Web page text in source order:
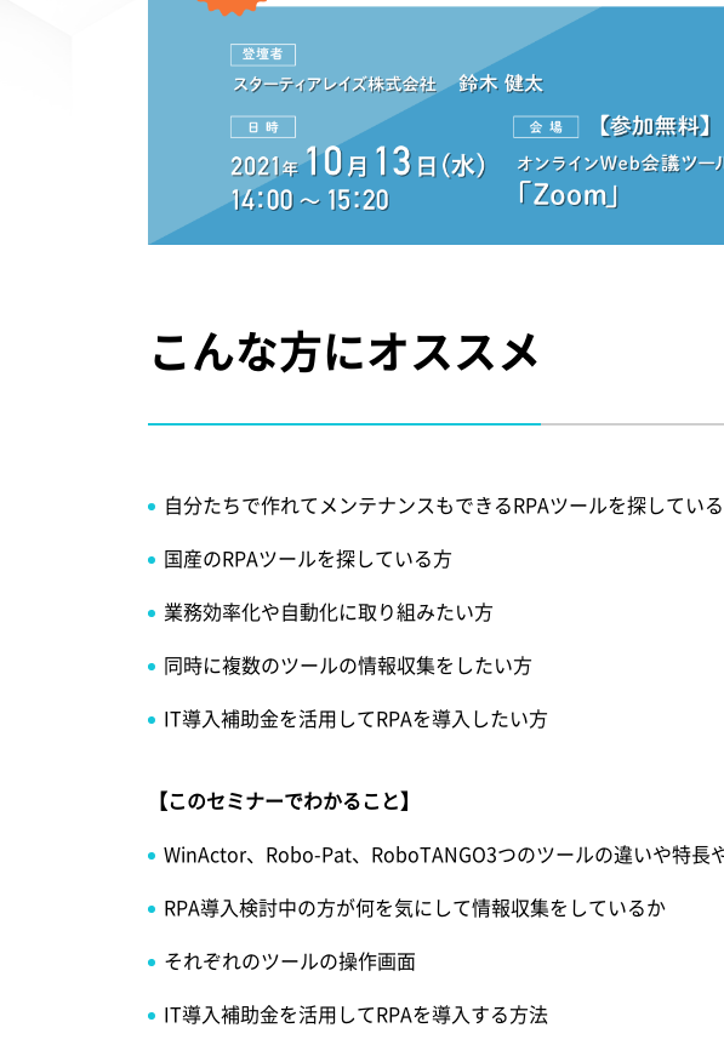
こんな方にオススメ
自分たちで作れてメンテナンスもできるRPAツールを探してい
国産のRPAツールを探している方
業務効率化や自動化に取り組みたい方
同時に複数のツールの情報収集をしたい方
IT導入補助金を活用してRPAを導入したい方
【このセミナーでわかること】
WinActor、Robo-Pat、RoboTANGO3つのツールの違いや特長
RPA導入検討中の方が何を気にして情報収集をしているか
それぞれのツールの操作画面
IT導入補助金を活用してRPAを導入する方法